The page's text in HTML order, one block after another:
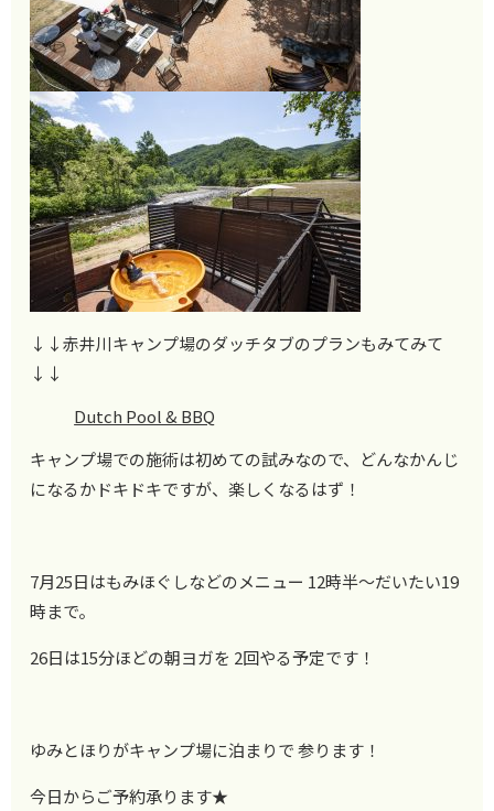
↓↓赤井川キャンプ場のダッチタブのプランもみてみて
↓↓
Dutch Pool & BBQ
キャンプ場での施術は初めての試みなので、どんなかんじ
になるかドキドキですが、楽しくなるはず！
7月25日はもみほぐしなどのメニュー 12時半～だいたい19
時まで。
26日は15分ほどの朝ヨガを 2回やる予定です！
ゆみとほりがキャンプ場に泊まりで 参ります！
今日からご予約承ります★